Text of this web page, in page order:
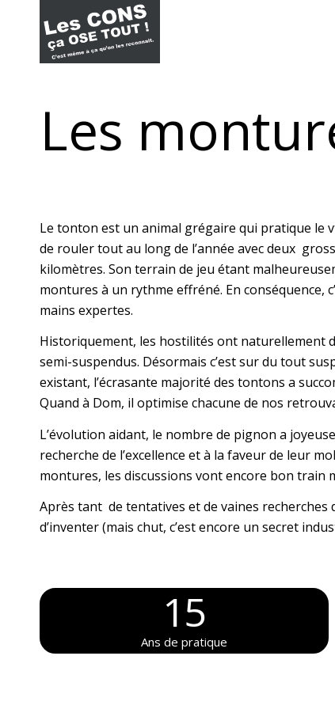
Les
Le tonton est un animal grégaire qui pratique le
de rouler tout au long de l’année avec deux
kilomètres. Son terrain de jeu étant
montures à un rythme effréné. En conséquence,
mains expertes.
Historiquement, les hostilités ont naturellement
semi-suspendus. Désormais c’est sur du tout
existant, l’écrasante majorité des tontons a
Quand à Dom, il optimise chacune de nos
L’évolution aidant, le nombre de pignon a
recherche de l’excellence et à la faveur de leur
montures, les discussions vont encore bon train
Après tant de tentatives et de vaines recherches
d’inventer (mais chut, c’est encore un secret
15
Ans de pratique